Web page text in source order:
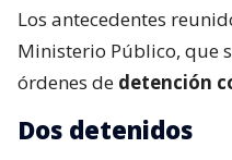
Los antecedentes
Ministerio Público, que
órdenes de detención
Dos detenidos